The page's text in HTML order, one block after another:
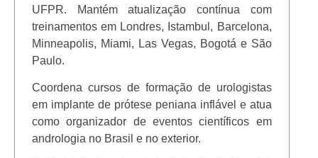
UFPR. Mantém atualização contínua com
treinamentos em Londres, Istambul, Barcelona,
Minneapolis, Miami, Las Vegas, Bogotá e São
Paulo.
Coordena cursos de formação de urologistas
em implante de prótese peniana inflável e atua
como organizador de eventos científicos em
andrologia no Brasil e no exterior.